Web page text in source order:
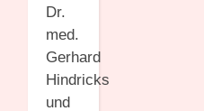
Dr.
med.
Gerhard
Hindricks
und